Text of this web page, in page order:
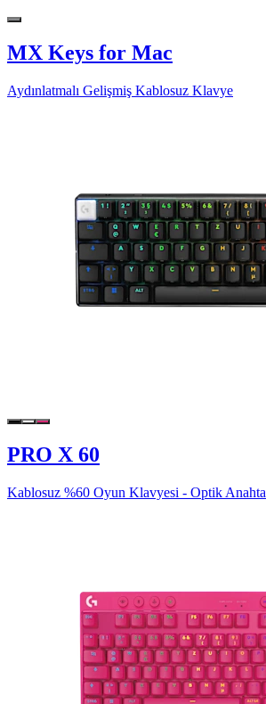
MX Keys for Mac
Aydınlatmalı Gelişmiş Kablosuz Klavye
PRO X 60
Kablosuz %60 Oyun Klavyesi - Optik